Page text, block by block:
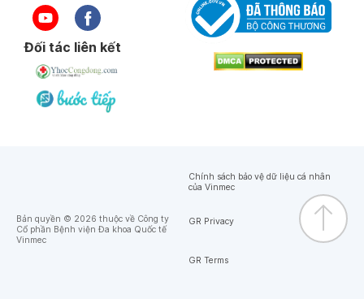
Đối tác liên kết
Bản quyền © 2026 thuộc về Công ty
Cổ phần Bệnh viện Đa khoa Quốc tế
Vinmec
Chính sách bảo vệ dữ liệu cá nhân
của Vinmec
GR Privacy
GR Terms